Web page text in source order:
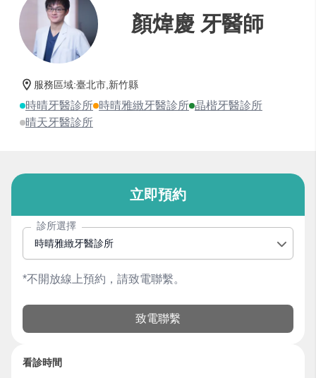
顏煒慶 牙醫師
服務區域:臺北市,新竹縣
時晴牙醫診所 時晴雅緻牙醫診所 晶楷牙醫診所
晴天牙醫診所
看診時間
立即預約
診所選擇
時晴雅緻牙醫診所
*不開放線上預約，請致電聯繫。
致電聯繫